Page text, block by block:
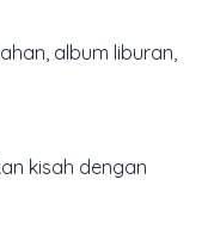
album liburan,
kisah dengan